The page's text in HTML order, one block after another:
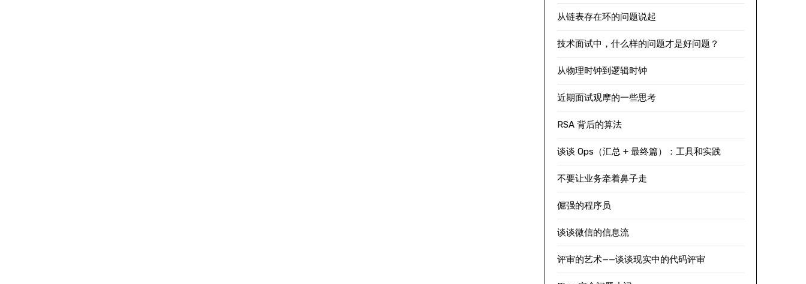
从链表存在环的问题说起
技术面试中，什么样的问题才是好问题？
从物理时钟到逻辑时钟
近期面试观摩的一些思考
RSA 背后的算法
谈谈 Ops（汇总 + 最终篇）：工具和实践
不要让业务牵着鼻子走
倔强的程序员
谈谈微信的信息流
评审的艺术——谈谈现实中的代码评审